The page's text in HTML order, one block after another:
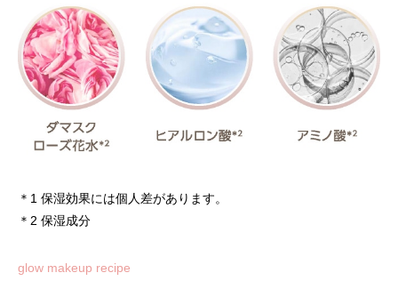
＊1 保湿効果には個人差があります。
＊2 保湿成分
glow makeup recipe